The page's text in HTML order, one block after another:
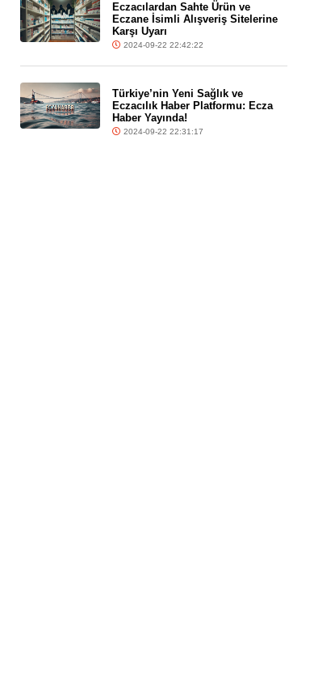
Eczacılardan Sahte Ürün ve
Eczane İsimli Alışveriş Sitelerine
Karşı Uyarı
2024-09-22 22:42:22
Türkiye’nin Yeni Sağlık ve
Eczacılık Haber Platformu: Ecza
Haber Yayında!
2024-09-22 22:31:17